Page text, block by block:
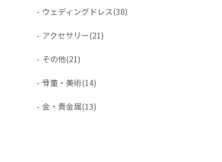
- ウェディングドレス(38)
- アクセサリー(21)
- その他(21)
- 骨董・美術(14)
- 金・貴金属(13)